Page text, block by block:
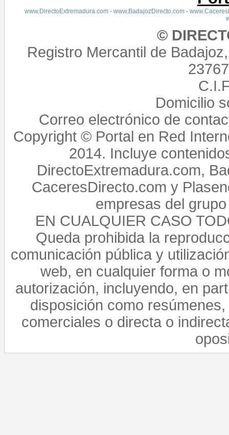
www.DirectoExtremadura.com- www.BadajozDirecto.com-
©
Registro Mercantil de
Domicilio
Correo electrónico de
Copyright © Portal en Red
2014. Incluye
DirectoExtremadura.com,
CaceresDirecto.com y
empresas del
EN CUALQUIER CASO
Queda prohibida la
comunicación pública y
web, en cualquier forma o
autorización, incluyendo, en
disposición como
comerciales o directa o